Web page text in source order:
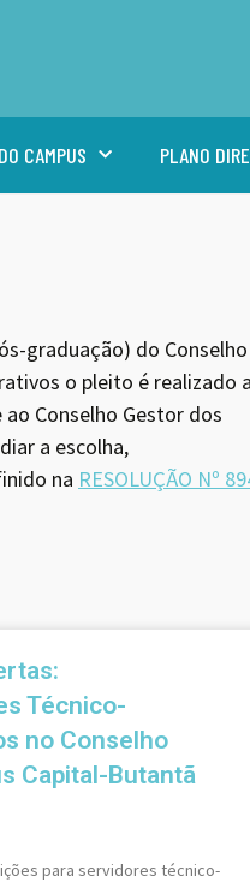
CAMPUS PLANO
graduação) do Conselho
o pleito é realizado a
Conselho Gestor dos
a escolha,
na RESOLUÇÃO Nº
Técnico-
no Conselho
Capital-Butantã
para servidores técnico-